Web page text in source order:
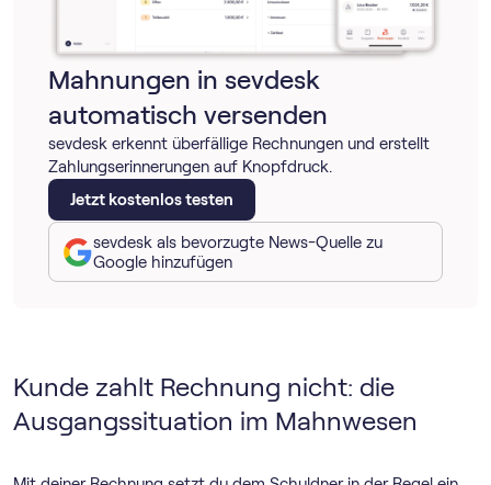
Mahnungen in sevdesk
automatisch versenden
sevdesk erkennt überfällige Rechnungen und erstellt
Zahlungserinnerungen auf Knopfdruck.
Jetzt kostenlos testen
sevdesk als bevorzugte News-Quelle zu
Google hinzufügen
Kunde zahlt Rechnung nicht: die
Ausgangssituation im Mahnwesen